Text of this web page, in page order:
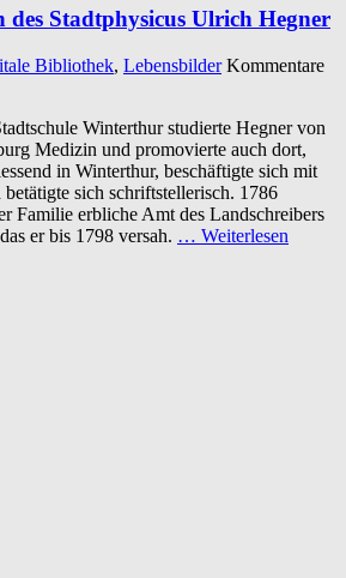
Stadtphysicus Ulrich Hegner
Bibliothek, Lebensbilder Kommentare
Winterthur studierte Hegner von
Medizin und promovierte auch dort,
in Winterthur, beschäftigte sich mit
sich schriftstellerisch. 1786
Familie erbliche Amt des Landschreibers
er bis 1798 versah. … Weiterlesen